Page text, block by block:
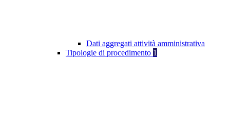
Dati aggregati attività amministrativa
Tipologie di procedimento 1